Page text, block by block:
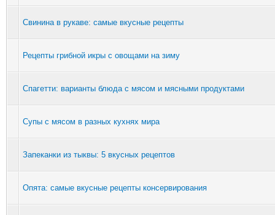
Свинина в рукаве: самые вкусные рецепты
Рецепты грибной икры с овощами на зиму
Спагетти: варианты блюда с мясом и мясными продуктами
Супы с мясом в разных кухнях мира
Запеканки из тыквы: 5 вкусных рецептов
Опята: самые вкусные рецепты консервирования